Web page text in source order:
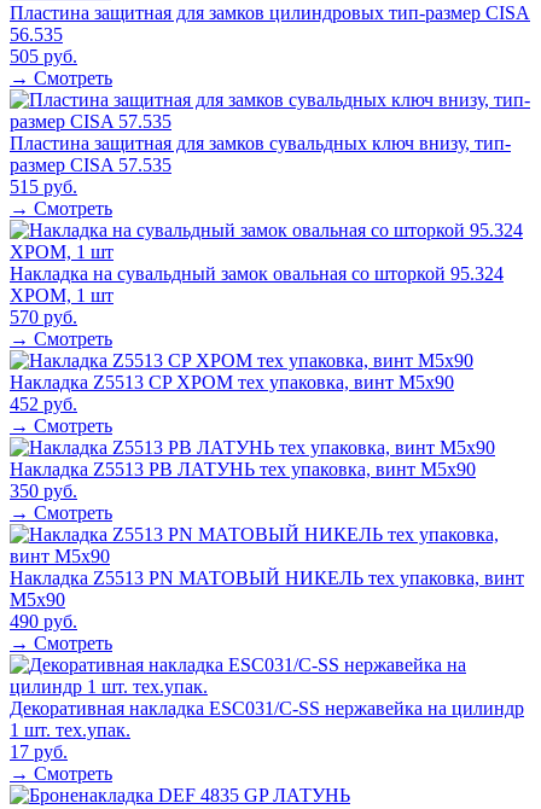
Пластина защитная для замков цилиндровых тип-размер CISA
56.535
505 руб.
→ Смотреть
Пластина защитная для замков сувальдных ключ внизу, тип-
размер CISA 57.535
515 руб.
→ Смотреть
Накладка на сувальдный замок овальная со шторкой 95.324
ХРОМ, 1 шт
570 руб.
→ Смотреть
Накладка Z5513 CP ХРОМ тех упаковка, винт M5x90
452 руб.
→ Смотреть
Накладка Z5513 PB ЛАТУНЬ тех упаковка, винт M5x90
350 руб.
→ Смотреть
Накладка Z5513 PN МАТОВЫЙ НИКЕЛЬ тех упаковка, винт
M5x90
490 руб.
→ Смотреть
Декоративная накладка ESC031/C-SS нержавейка на цилиндр
1 шт. тех.упак.
17 руб.
→ Смотреть